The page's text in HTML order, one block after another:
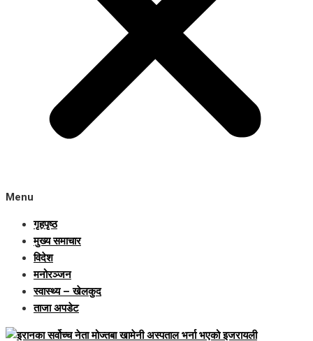
Menu
गृहपृष्ठ
मुख्य समाचार
विदेश
मनोरञ्जन
स्वास्थ्य – खेलकुद
ताजा अपडेट